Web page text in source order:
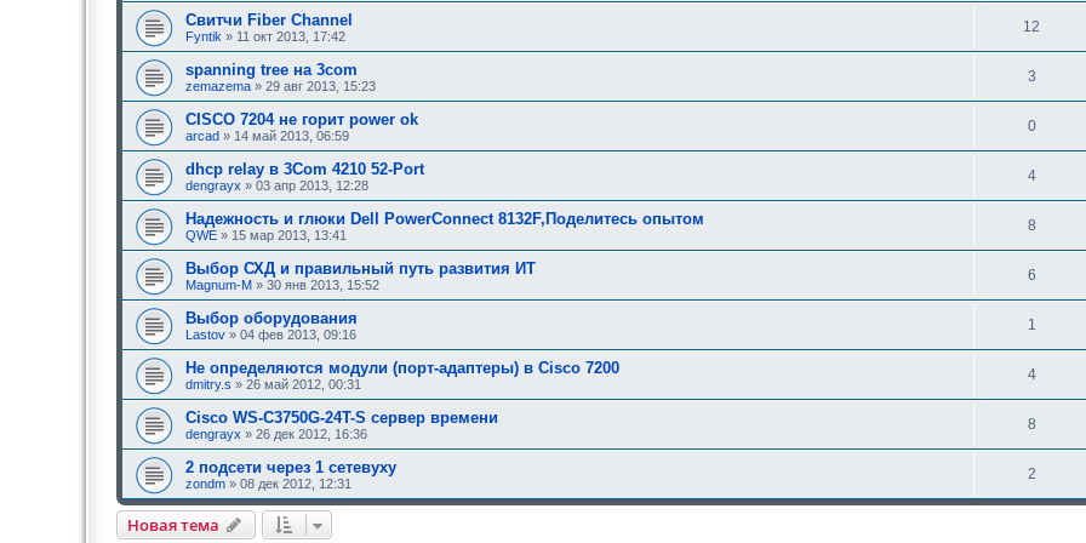
н
,
б
у
щ
е
е
о
р
е
Свитчи Fiber Channel
Fyntik » 11 окт 2013, 17:42
12
spanning tree на 3com
zemazema » 29 авг 2013, 15:23
3
CISCO 7204 не горит power ok
arcad » 14 май 2013, 06:59
0
dhcp relay в 3Com 4210 52-Port
dengrayx » 03 апр 2013, 12:28
4
Надежность и глюки Dell PowerConnect 8132F,Поделитесь опытом
QWE » 15 мар 2013, 13:41
8
Выбор СХД и правильный путь развития ИТ
Magnum-M » 30 янв 2013, 15:52
6
Выбор оборудования
Lastov » 04 фев 2013, 09:16
1
Не определяются модули (порт-адаптеры) в Cisco 7200
dmitry.s » 26 май 2012, 00:31
4
Cisco WS-C3750G-24T-S сервер времени
dengrayx » 26 дек 2012, 16:36
8
2 подсети через 1 сетевуху
zondm » 08 дек 2012, 12:31
2
Новая тема